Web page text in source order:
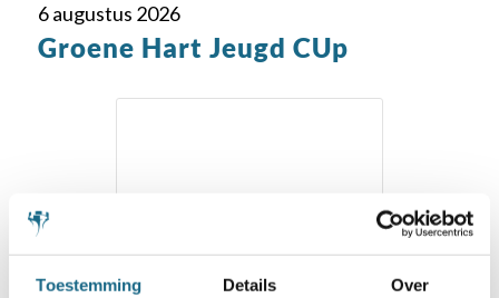
Toestemming Details Over
6 augustus 2026
Groene Hart Jeugd CUp